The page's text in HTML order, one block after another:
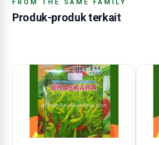
FROM THE SAME FAMILY
Produk-produk terkait